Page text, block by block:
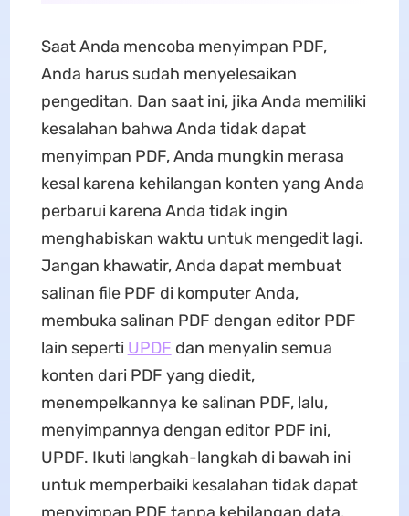
Saat Anda mencoba menyimpan PDF,
Anda harus sudah menyelesaikan
pengeditan. Dan saat ini, jika Anda memiliki
kesalahan bahwa Anda tidak dapat
menyimpan PDF, Anda mungkin merasa
kesal karena kehilangan konten yang Anda
perbarui karena Anda tidak ingin
menghabiskan waktu untuk mengedit lagi.
Jangan khawatir, Anda dapat membuat
salinan file PDF di komputer Anda,
membuka salinan PDF dengan editor PDF
lain seperti UPDF dan menyalin semua
konten dari PDF yang diedit,
menempelkannya ke salinan PDF, lalu,
menyimpannya dengan editor PDF ini,
UPDF. Ikuti langkah-langkah di bawah ini
untuk memperbaiki kesalahan tidak dapat